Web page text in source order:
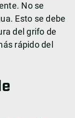
No se
Esto se debe
del grifo de
rápido del